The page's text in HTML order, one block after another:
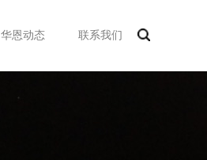
华恩动态 联系我们